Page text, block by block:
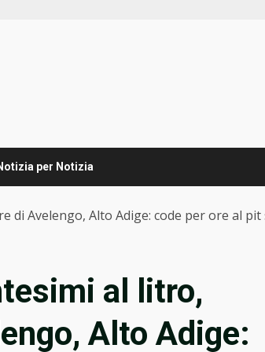
per Notizia
di Avelengo, Alto Adige: code per ore al
al litro,
Alto Adige: